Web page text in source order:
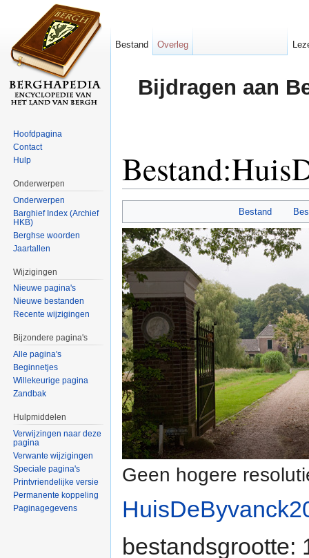
Bijdragen aan
Bestand
Geen hogere
bestandsgrootte:
Bestand Overleg
Hoofdpagina
Contact
Hulp
Onderwerpen
Onderwerpen
Barghief Index (Archief
HKB)
Berghse woorden
Jaartallen
Wijzigingen
Nieuwe pagina's
Nieuwe bestanden
Recente wijzigingen
Bijzondere pagina's
Alle pagina's
Beginnetjes
Willekeurige pagina
Zandbak
Hulpmiddelen
Verwijzingen naar deze
pagina
Verwante wijzigingen
Speciale pagina's
Printvriendelijke versie
Permanente koppeling
Paginagegevens